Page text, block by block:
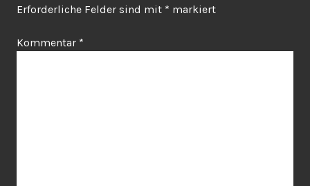
Erforderliche Felder sind mit * markiert
Kommentar *